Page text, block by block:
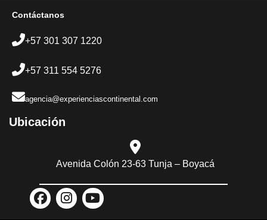
Contáctanos
+57 301 307 1220
+57 311 554 5276
agencia@experienciascontinental.com
Ubicación​
Avenida Colón 23-63 Tunja – Boyacá